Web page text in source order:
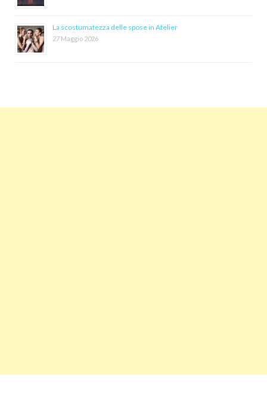
La scostumatezza delle spose in Atelier
27 Maggio 2026